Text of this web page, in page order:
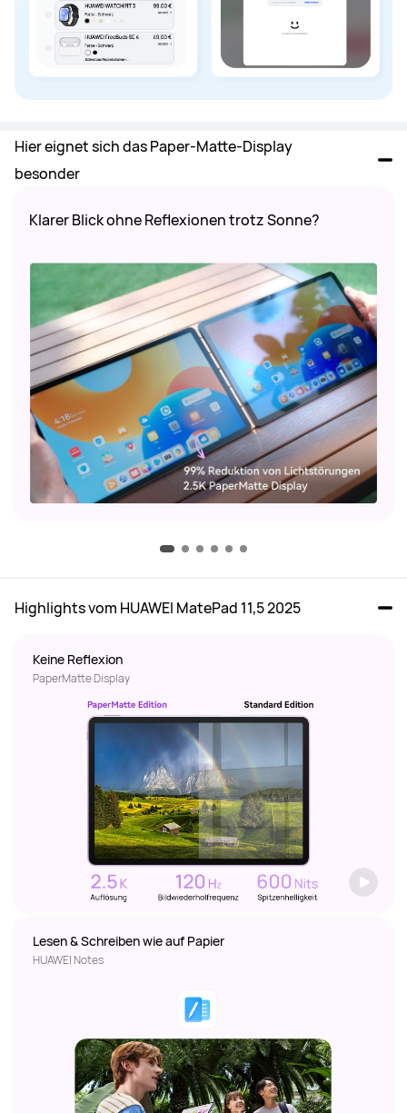
Hier eignet sich das Paper-Matte-Display
besonder
Klarer Blick ohne Reflexionen trotz Sonne?
Highlights vom HUAWEI MatePad 11,5 2025
PaperMatte Display
HUAWEI Notes